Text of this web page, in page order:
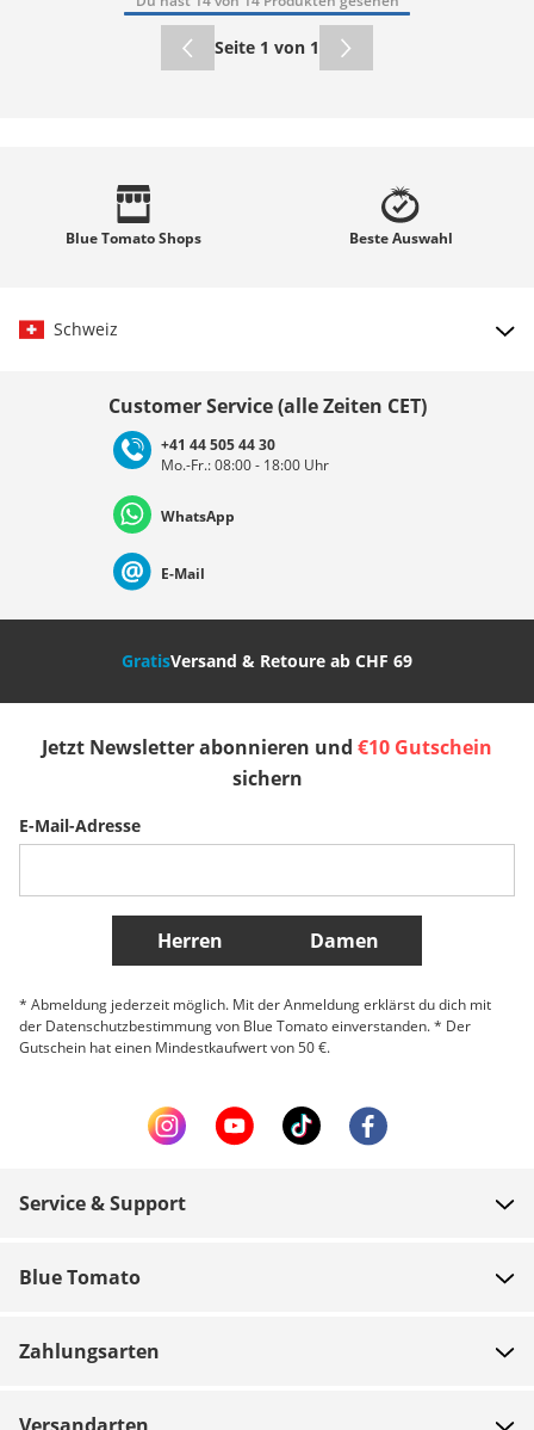
Seite 1 von 1
Blue TomatoShops BesteAuswahl
Schweiz
Deutschland Österreich
Nederland Italia (Italiano) Italien (Deutsch)
Slovenija
Belgique (Français) Danmark Norge
Weitere Länder
Customer Service (alle Zeiten CET)
+41 44 505 44 30
Mo.-Fr.: 08:00 - 18:00 Uhr
WhatsApp
E-Mail
GratisVersand & Retoure ab CHF 69
Jetzt Newsletter abonnieren und €10 Gutschein
sichern
E-Mail-Adresse
Herren Damen
* Abmeldung jederzeit möglich. Mit der Anmeldung erklärst du dich mit
der Datenschutzbestimmung von Blue Tomato einverstanden. * Der
Gutschein hat einen Mindestkaufwert von 50 €.
Service & Support
Versand
Gutscheine
Blue Tomato
Zahlungsarten